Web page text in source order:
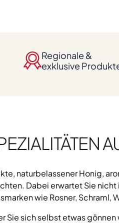
Regionale &
exklusive
naturbelassener Honig,
Dabei erwartet Sie
wie Rosner, Schraml,
Sie sich selbst etwas